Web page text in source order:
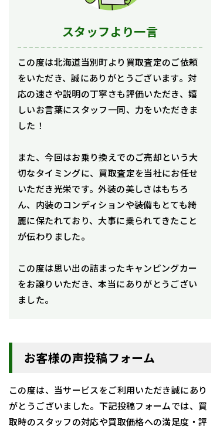
スタッフより一言
この度は北海道当別町より買取査定のご依頼
をいただき、誠にありがとうございます。対
応の速さや説明の丁寧さも評価いただき、嬉
しいお言葉にスタッフ一同、力をいただきま
した！
また、今回はお乗り換えでのご売却という大
切なタイミングに、買取査定を当社にお任せ
いただき光栄です。外装の美しさはもちろ
ん、内装のコンディションや装備もとても綺
麗に保たれており、大事に乗られてきたこと
が伝わりました。
この度は思い出の詰まったキャンピングカー
をお譲りいただき、本当にありがとうござい
ました。
お客様の声投稿フォーム
この度は、当サービスをご利用いただき誠にあり
がとうございました。下記投稿フォームでは、買
取時のスタッフの対応や買取価格への満足度・評